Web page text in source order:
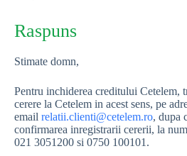
Raspuns
Stimate domn,
Pentru inchiderea creditului Cetelem,
cerere la Cetelem in acest sens, pe
email relatii.clienti@cetelem.ro, dupa
confirmarea inregistrarii cererii, la
021 3051200 si 0750 100101.